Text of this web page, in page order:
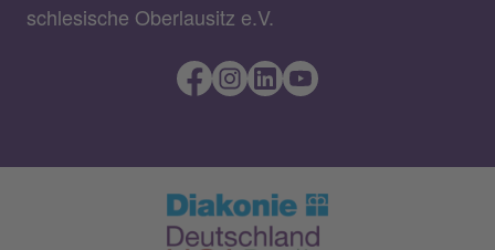
schlesische Oberlausitz e.V.